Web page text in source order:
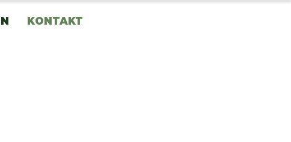
KONTAKT